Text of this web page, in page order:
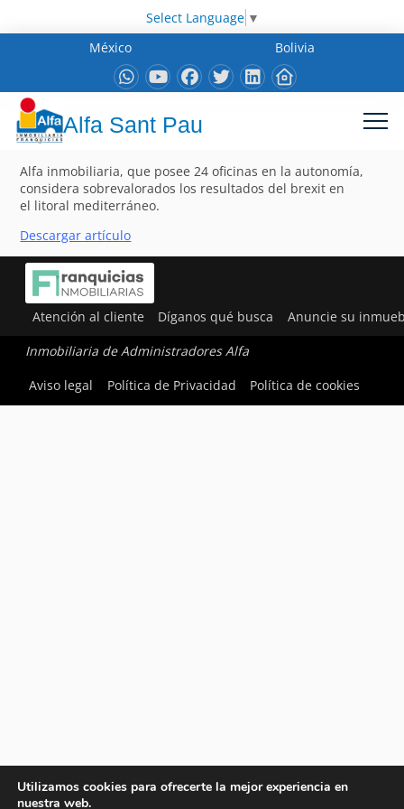
Select Language ▼
México
Bolivia
Alfa Sant Pau
Alfa inmobiliaria, que posee 24 oficinas en la autonomía,
considera sobrevalorados los resultados del brexit en
el litoral mediterráneo.
Descargar artículo
Atención al cliente Díganos qué busca Anuncie su
Inmobiliaria de Administradores Alfa
Aviso legal
Política de Privacidad Política de cookies
Utilizamos cookies para ofrecerte la mejor experiencia en
nuestra web.